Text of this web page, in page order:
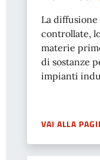
La
controllate,
materie
di sostanze
impianti
VAI ALLA